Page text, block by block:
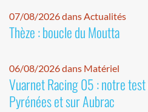
07/08/2026 dans Actualités
Thèze : boucle du Moutta
06/08/2026 dans Matériel
Vuarnet Racing 05 : notre test
Pyrénées et sur Aubrac